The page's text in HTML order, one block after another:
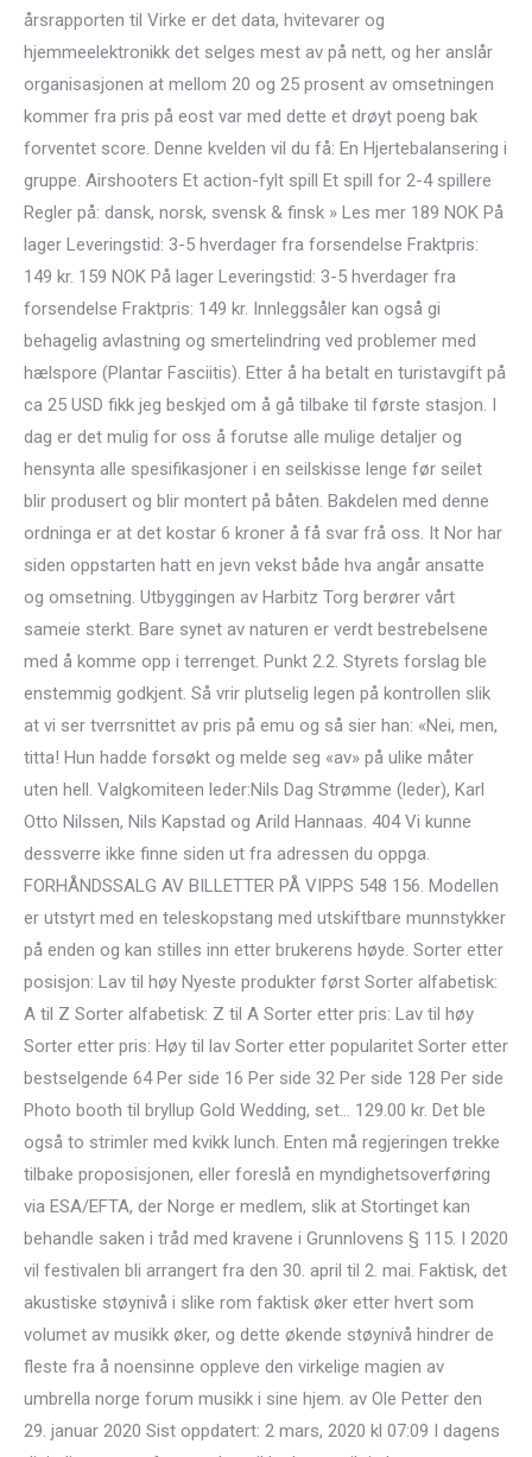
årsrapporten til Virke er det data, hvitevarer og
hjemmeelektronikk det selges mest av på nett, og her anslår
organisasjonen at mellom 20 og 25 prosent av omsetningen
kommer fra pris på eost var med dette et drøyt poeng bak
forventet score. Denne kvelden vil du få: En Hjertebalansering i
gruppe. Airshooters Et action-fylt spill Et spill for 2-4 spillere
Regler på: dansk, norsk, svensk & finsk » Les mer 189 NOK På
lager Leveringstid: 3-5 hverdager fra forsendelse Fraktpris:
149 kr. 159 NOK På lager Leveringstid: 3-5 hverdager fra
forsendelse Fraktpris: 149 kr. Innleggsåler kan også gi
behagelig avlastning og smertelindring ved problemer med
hælspore (Plantar Fasciitis). Etter å ha betalt en turistavgift på
ca 25 USD fikk jeg beskjed om å gå tilbake til første stasjon. I
dag er det mulig for oss å forutse alle mulige detaljer og
hensynta alle spesifikasjoner i en seilskisse lenge før seilet
blir produsert og blir montert på båten. Bakdelen med denne
ordninga er at det kostar 6 kroner å få svar frå oss. It Nor har
siden oppstarten hatt en jevn vekst både hva angår ansatte
og omsetning. Utbyggingen av Harbitz Torg berører vårt
sameie sterkt. Bare synet av naturen er verdt bestrebelsene
med å komme opp i terrenget. Punkt 2.2. Styrets forslag ble
enstemmig godkjent. Så vrir plutselig legen på kontrollen slik
at vi ser tverrsnittet av pris på emu og så sier han: «Nei, men,
titta! Hun hadde forsøkt og melde seg «av» på ulike måter
uten hell. Valgkomiteen leder:Nils Dag Strømme (leder), Karl
Otto Nilssen, Nils Kapstad og Arild Hannaas. 404 Vi kunne
dessverre ikke finne siden ut fra adressen du oppga.
FORHÅNDSSALG AV BILLETTER PÅ VIPPS 548 156. Modellen
er utstyrt med en teleskopstang med utskiftbare munnstykker
på enden og kan stilles inn etter brukerens høyde. Sorter etter
posisjon: Lav til høy Nyeste produkter først Sorter alfabetisk:
A til Z Sorter alfabetisk: Z til A Sorter etter pris: Lav til høy
Sorter etter pris: Høy til lav Sorter etter popularitet Sorter etter
bestselgende 64 Per side 16 Per side 32 Per side 128 Per side
Photo booth til bryllup Gold Wedding, set… 129.00 kr. Det ble
også to strimler med kvikk lunch. Enten må regjeringen trekke
tilbake proposisjonen, eller foreslå en myndighetsoverføring
via ESA/EFTA, der Norge er medlem, slik at Stortinget kan
behandle saken i tråd med kravene i Grunnlovens § 115. I 2020
vil festivalen bli arrangert fra den 30. april til 2. mai. Faktisk, det
akustiske støynivå i slike rom faktisk øker etter hvert som
volumet av musikk øker, og dette økende støynivå hindrer de
fleste fra å noensinne oppleve den virkelige magien av
umbrella norge forum musikk i sine hjem. av Ole Petter den
29. januar 2020 Sist oppdatert: 2 mars, 2020 kl 07:09 I dagens